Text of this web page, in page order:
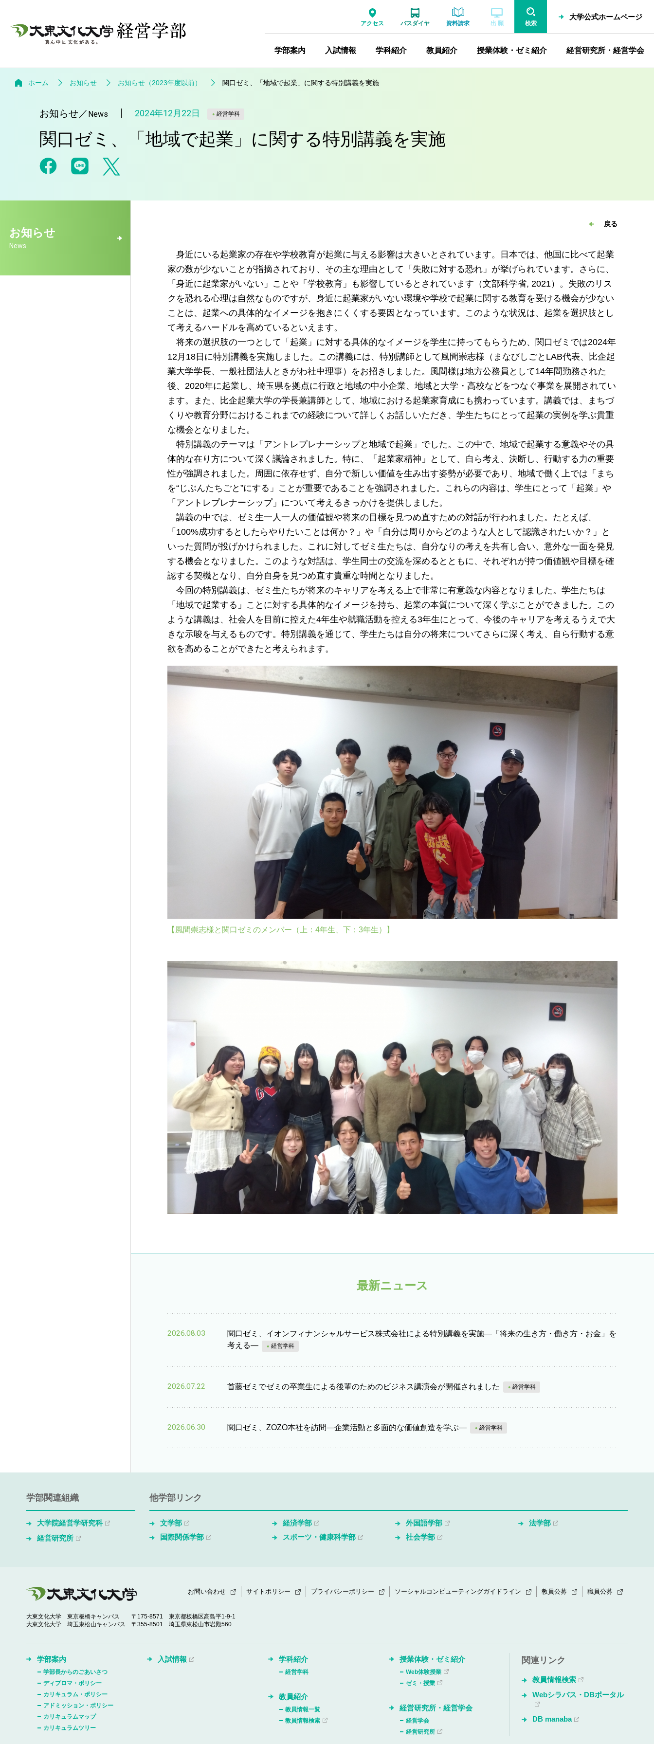
アクセス バスダイヤ 資料請求 出 願 検索
大学公式ホームページ
学部案内 入試情報 学科紹介 教員紹介 授業体験・ゼミ紹介 経営研究所・経営学会
ホーム お知らせ お知らせ（2023年度以前） 関口ゼミ、「地域で起業」に関する特別講義を実施
お知らせ／ News 2024年12月22日 経営学科
関口ゼミ、「地域で起業」に関する特別講義を実施
お知らせ
News
戻る
身近にいる起業家の存在や学校教育が起業に与える影響は大きいとされています。日本では、他国に比べて起業
家の数が少ないことが指摘されており、その主な理由として「失敗に対する恐れ」が挙げられています。さらに、
「身近に起業家がいない」ことや「学校教育」も影響しているとされています（文部科学省, 2021）。失敗のリス
クを恐れる心理は自然なものですが、身近に起業家がいない環境や学校で起業に関する教育を受ける機会が少ない
ことは、起業への具体的なイメージを抱きにくくする要因となっています。このような状況は、起業を選択肢とし
て考えるハードルを高めているといえます。
将来の選択肢の一つとして「起業」に対する具体的なイメージを学生に持ってもらうため、関口ゼミでは2024年
12月18日に特別講義を実施しました。この講義には、特別講師として風間崇志様（まなびしごとLAB代表、比企起
業大学学長、一般社団法人ときがわ社中理事）をお招きしました。風間様は地方公務員として14年間勤務された
後、2020年に起業し、埼玉県を拠点に行政と地域の中小企業、地域と大学・高校などをつなぐ事業を展開されてい
ます。また、比企起業大学の学長兼講師として、地域における起業家育成にも携わっています。講義では、まちづ
くりや教育分野におけるこれまでの経験について詳しくお話しいただき、学生たちにとって起業の実例を学ぶ貴重
な機会となりました。
特別講義のテーマは「アントレプレナーシップと地域で起業」でした。この中で、地域で起業する意義やその具
体的な在り方について深く議論されました。特に、「起業家精神」として、自ら考え、決断し、行動する力の重要
性が強調されました。周囲に依存せず、自分で新しい価値を生み出す姿勢が必要であり、地域で働く上では「まち
を“じぶんたちごと”にする」ことが重要であることを強調されました。これらの内容は、学生にとって「起業」や
「アントレプレナーシップ」について考えるきっかけを提供しました。
講義の中では、ゼミ生一人一人の価値観や将来の目標を見つめ直すための対話が行われました。たとえば、
「100%成功するとしたらやりたいことは何か？」や「自分は周りからどのような人として認識されたいか？」と
いった質問が投げかけられました。これに対してゼミ生たちは、自分なりの考えを共有し合い、意外な一面を発見
する機会となりました。このような対話は、学生同士の交流を深めるとともに、それぞれが持つ価値観や目標を確
認する契機となり、自分自身を見つめ直す貴重な時間となりました。
今回の特別講義は、ゼミ生たちが将来のキャリアを考える上で非常に有意義な内容となりました。学生たちは
「地域で起業する」ことに対する具体的なイメージを持ち、起業の本質について深く学ぶことができました。この
ような講義は、社会人を目前に控えた4年生や就職活動を控える3年生にとって、今後のキャリアを考えるうえで大
きな示唆を与えるものです。特別講義を通じて、学生たちは自分の将来についてさらに深く考え、自ら行動する意
欲を高めることができたと考えられます。
【風間崇志様と関口ゼミのメンバー（上：4年生、下：3年生）】
最新ニュース
2026.08.03
関口ゼミ、イオンフィナンシャルサービス株式会社による特別講義を実施―「将来の生き方・働き方・お金」を
考える―
経営学科
2026.07.22 首藤ゼミでゼミの卒業生による後輩のためのビジネス講演会が開催されました 経営学科
2026.06.30 関口ゼミ、ZOZO本社を訪問―企業活動と多面的な価値創造を学ぶ― 経営学科
学部関連組織
大学院経営学研究科
経営研究所
他学部リンク
文学部 経済学部 外国語学部
法学部
国際関係学部
スポーツ・健康科学部 社会学部
大東文化大学 東京板橋キャンパス
〒175-8571 東京都板橋区高島平1-9-1
大東文化大学 埼玉東松山キャンパス
〒355-8501 埼玉県東松山市岩殿560
お問い合わせ サイトポリシー プライバシーポリシー ソーシャルコンピューティングガイドライン 教員公募 職員公募
学部案内
学部長からのごあいさつ
ディプロマ・ポリシー
カリキュラム・ポリシー
アドミッション・ポリシー
カリキュラムマップ
カリキュラムツリー
入試情報 学科紹介
経営学科
教員紹介
教員情報一覧
教員情報検索
授業体験・ゼミ紹介
Web体験授業
ゼミ・授業
経営研究所・経営学会
経営学会
経営研究所
関連リンク
教員情報検索
Webシラバス・DBポータル
DB manaba